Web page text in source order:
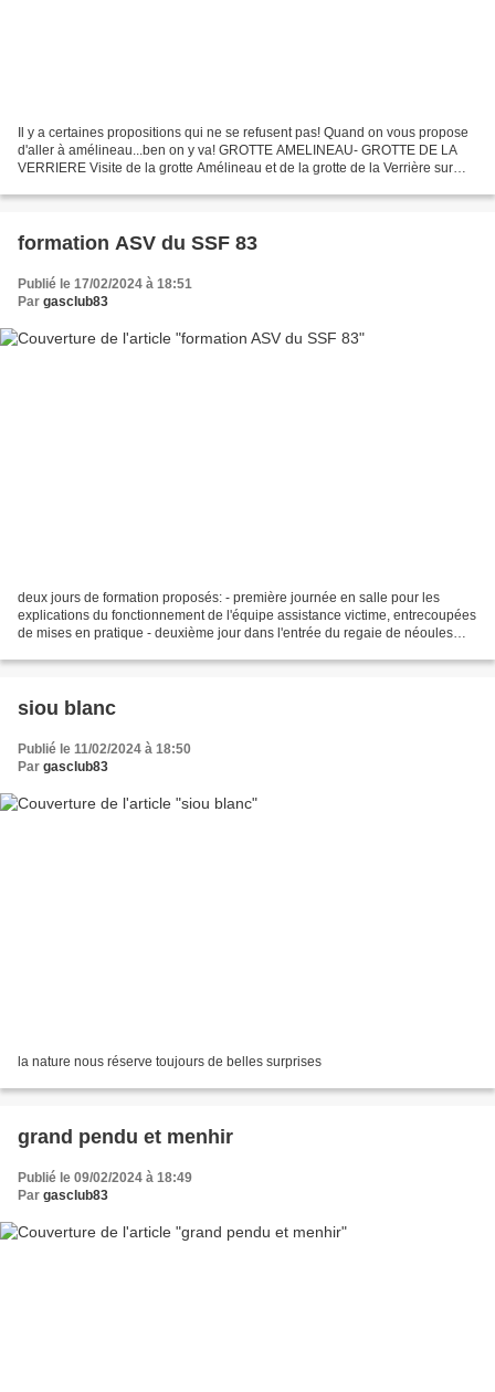
Il y a certaines propositions qui ne se refusent pas! Quand on vous propose
d'aller à amélineau...ben on y va! GROTTE AMELINEAU- GROTTE DE LA
VERRIERE Visite de la grotte Amélineau et de la grotte de la Verrière sur
formation ASV du SSF 83
Publié le 17/02/2024 à 18:51
Par gasclub83
deux jours de formation proposés: - première journée en salle pour les
explications du fonctionnement de l'équipe assistance victime, entrecoupées
de mises en pratique - deuxième jour dans l'entrée du regaie de néoules
siou blanc
Publié le 11/02/2024 à 18:50
Par gasclub83
la nature nous réserve toujours de belles surprises
grand pendu et menhir
Publié le 09/02/2024 à 18:49
Par gasclub83